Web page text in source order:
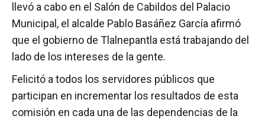
llevó a cabo en el Salón de Cabildos del Palacio
Municipal, el alcalde Pablo Basáñez García afirmó
que el gobierno de Tlalnepantla está trabajando del
lado de los intereses de la gente.
Felicitó a todos los servidores públicos que
participan en incrementar los resultados de esta
comisión en cada una de las dependencias de la